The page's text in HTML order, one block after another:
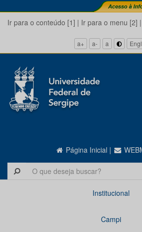
Ir para o conteúdo [1] | Ir para o menu [2] |
a+ a- a
Página Inicial |
Institucional
Campi